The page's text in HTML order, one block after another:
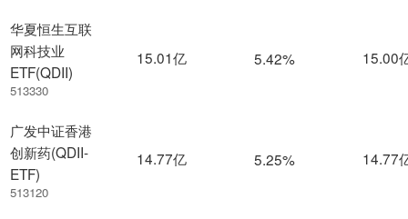
华夏恒生互联
网科技业
ETF(QDII)
513330
广发中证香港
创新药(QDII-
ETF)
513120
15.01亿 5.42% 15.00
14.77亿 5.25% 14.77